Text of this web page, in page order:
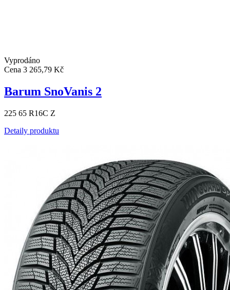
Vyprodáno
Cena 3 265,79 Kč
Barum SnoVanis 2
225 65 R16C Z
Detaily produktu